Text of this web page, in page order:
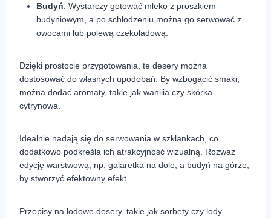
Budyń: Wystarczy gotować mleko z proszkiem
budyniowym, a po schłodzeniu można go serwować z
owocami lub polewą czekoladową.
Dzięki prostocie przygotowania, te desery można
dostosować do własnych upodobań. By wzbogacić smaki,
można dodać aromaty, takie jak wanilia czy skórka
cytrynowa.
Idealnie nadają się do serwowania w szklankach, co
dodatkowo podkreśla ich atrakcyjność wizualną. Rozważ
edycję warstwową, np. galaretka na dole, a budyń na górze,
by stworzyć efektowny efekt.
Przepisy na lodowe desery, takie jak sorbety czy lody